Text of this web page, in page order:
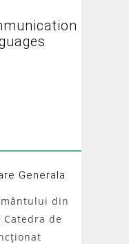
Generala
din
de